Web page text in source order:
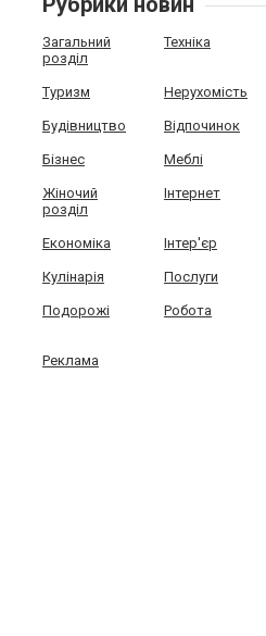
Загальний
розділ
Техніка
Туризм Нерухомість
Будівництво Відпочинок
Бізнес Меблі
Жіночий
розділ
Інтернет
Економіка Інтер'єр
Кулінарія Послуги
Подорожі Робота
Реклама